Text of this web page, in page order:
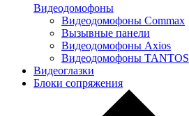
Видеодомофоны
Видеодомофоны Commax
Вызывные панели
Видеодомофоны Axios
Видеодомофоны TANTOS
Видеоглазки
Блоки сопряжения